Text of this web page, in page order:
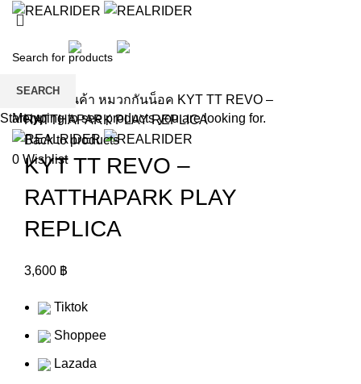
0Wishlist
Menu
0 Wishlist
สินค้า หมวกกันน็อค KYT TT REVO –
RATTHAPARK PLAY REPLICA
Back to products
KYT TT REVO –
RATTHAPARK PLAY
REPLICA
3,600 ฿
Tiktok
Shoppee
Lazada
SEARCH
Start typing to see products you are looking for.